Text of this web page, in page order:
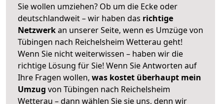
Sie wollen umziehen? Ob um die Ecke oder
deutschlandweit – wir haben das richtige
Netzwerkan unserer Seite, wenn es Umzüge von
Tübingen nach Reichelsheim Wetterau geht!
Wenn Sie nicht weiterwissen – haben wir die
richtige Lösung für Sie! Wenn Sie Antworten auf
Ihre Fragen wollen, was kostet überhaupt mein
Umzug von Tübingen nach Reichelsheim
Wetterau – dann wählen Sie sie uns, denn wir